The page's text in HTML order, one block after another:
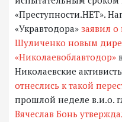
«Преступности.НЕТ».
«Укравтодора» заявил о
Шуличенко новым
«Николаевоблавтодор»
Николаевские
отнеслись к такой
прошлой неделе в.и.о.
Вячеслав Бонь